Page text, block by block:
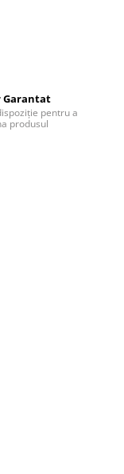
Garantat
pentru a
produsul